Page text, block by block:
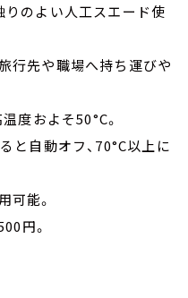
りのよい人工スエード使
行先や職場へ持ち運びや
度およそ50°C。
と自動オフ、70°C以上に
可能。
円。